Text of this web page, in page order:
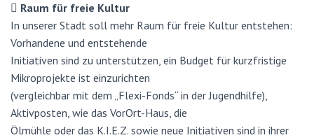
 Raum für freie Kultur
In unserer Stadt soll mehr Raum für freie Kultur entstehen:
Vorhandene und entstehende
Initiativen sind zu unterstützen, ein Budget für kurzfristige
Mikroprojekte ist einzurichten
(vergleichbar mit dem „Flexi-Fonds“ in der Jugendhilfe),
Aktivposten, wie das VorOrt-Haus, die
Ölmühle oder das K.I.E.Z. sowie neue Initiativen sind in ihrer